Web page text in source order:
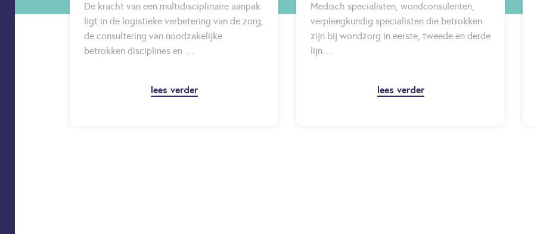
De kracht van een multidisciplinaire aanpak
ligt in de logistieke verbetering van de zorg,
de consultering van noodzakelijke
betrokken disciplines en …
lees verder
Medisch specialisten, wondconsulenten,
verpleegkundig specialisten die betrokken
zijn bij wondzorg in eerste, tweede en derde
lijn.…
lees verder